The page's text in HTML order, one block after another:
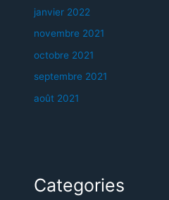
janvier 2022
novembre 2021
octobre 2021
septembre 2021
août 2021
Categories